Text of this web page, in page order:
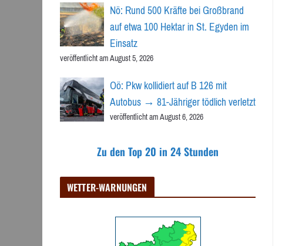
Nö: Rund 500 Kräfte bei Großbrand
auf etwa 100 Hektar in St. Egyden im
Einsatz
veröffentlicht am August 5, 2026
Oö: Pkw kollidiert auf B 126 mit
Autobus → 81-Jähriger tödlich verletzt
veröffentlicht am August 6, 2026
Zu den Top 20 in 24 Stunden
WETTER-WARNUNGEN